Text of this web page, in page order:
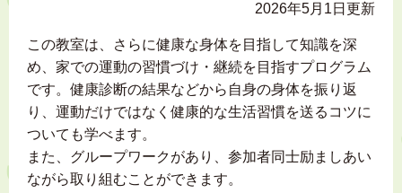
2026年5月1日更新
この教室は、さらに健康な身体を目指して知識を深
め、家での運動の習慣づけ・継続を目指すプログラム
です。健康診断の結果などから自身の身体を振り返
り、運動だけではなく健康的な生活習慣を送るコツに
ついても学べます。
また、グループワークがあり、参加者同士励ましあい
ながら取り組むことができます。